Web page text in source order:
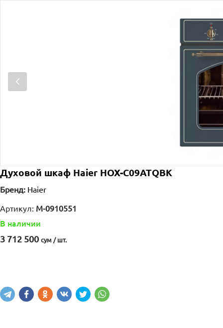
Духовой шкаф Haier HOX-C09ATQBK
Бренд: Haier
Артикул: M-0910551
В наличии
3 712 500 сум / шт.